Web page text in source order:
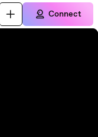
Connect